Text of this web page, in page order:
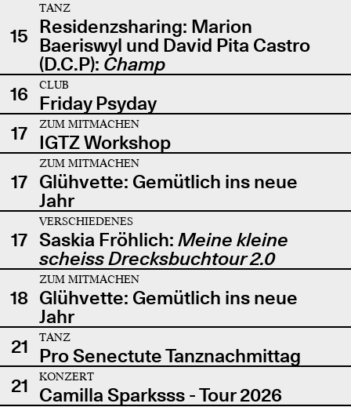
15
TANZ
Residenzsharing: Marion
Baeriswyl und David Pita Castro
(D.C.P): Champ
16
CLUB
Friday Psyday
17
ZUM MITMACHEN
IGTZ Workshop
17
ZUM MITMACHEN
Glühvette: Gemütlich ins neue
Jahr
17
VERSCHIEDENES
Saskia Fröhlich: Meine kleine
scheiss Drecksbuchtour 2.0
18
ZUM MITMACHEN
Glühvette: Gemütlich ins neue
Jahr
21
TANZ
Pro Senectute Tanznachmittag
21
KONZERT
Camilla Sparksss - Tour 2026